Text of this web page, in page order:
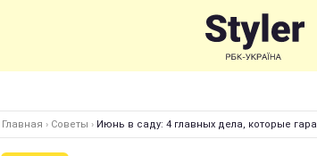
Главная › Советы › Июнь в саду: 4 главных дела, которые